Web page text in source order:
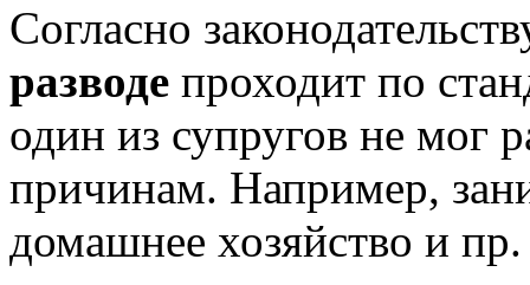
Согласно
разводе проходит по
один из супругов не мог
причинам. Например,
домашнее хозяйство и пр.